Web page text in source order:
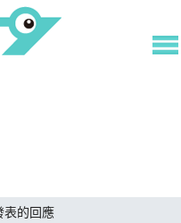
表的回應